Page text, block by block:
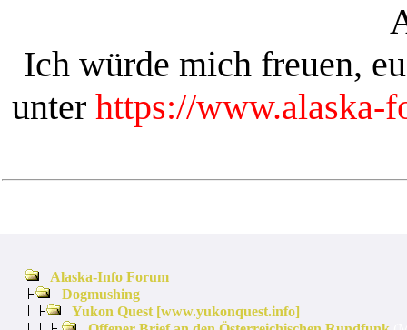
Ich würde mich freuen,
unter https://www.alaska-
Alaska-Info Forum
Dogmushing
Yukon Quest [www.yukonquest.info]